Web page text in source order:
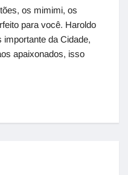
os mimimi, os
para você. Haroldo
da Cidade,
apaixonados, isso